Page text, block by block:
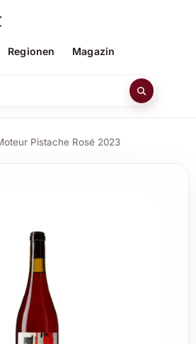
Regionen Magazin
Pistache Rosé 2023